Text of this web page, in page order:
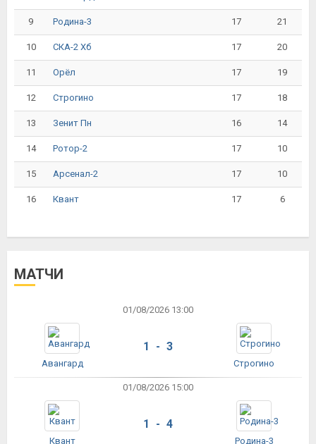
9 Родина-3 17 21
10 СКА-2 Хб 17 20
11 Орёл 17 19
12 Строгино 17 18
13 Зенит Пн 16 14
14 Ротор-2 17 10
15 Арсенал-2 17 10
16 Квант 17 6
МАТЧИ
01/08/2026 13:00
Авангард
1 - 3
Строгино
01/08/2026 15:00
Квант
1 - 4
Родина-3